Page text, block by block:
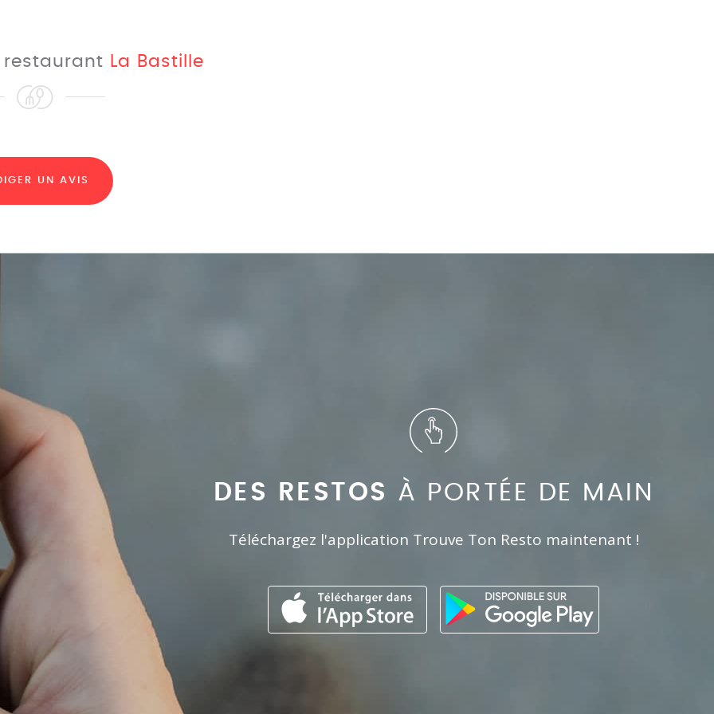
restaurant La Bastille
UN AVIS
DES RESTOS À PORTÉE DE MAIN
Téléchargez l'application Trouve Ton Resto maintenant !